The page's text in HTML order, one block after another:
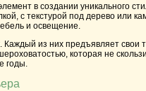
в создании
с текстурой под дерево или
и освещение.
из них предъявляет
которая не
годы.